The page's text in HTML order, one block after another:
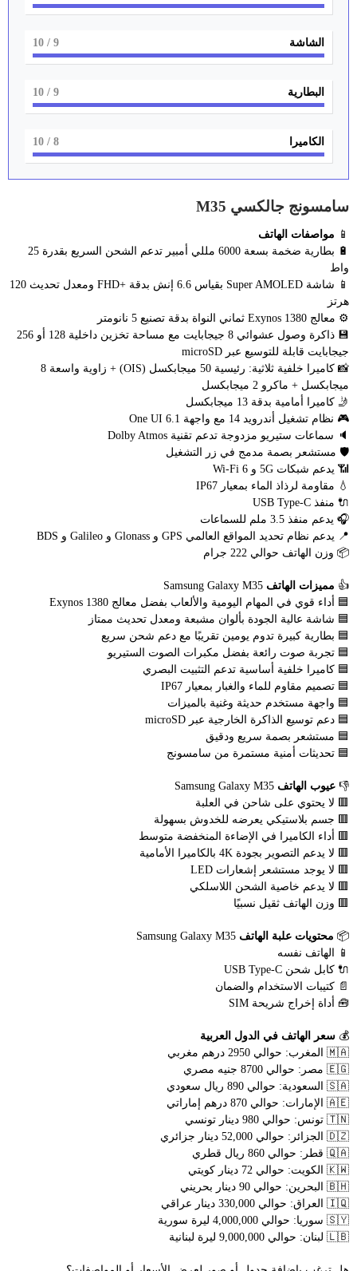
الشاشة 9
/ 10
البطارية 9
/ 10
الكاميرا 8
/ 10
سامسونج جالكسي M35
📱 مواصفات الهاتف
🔋 بطارية ضخمة بسعة 6000 مللي أمبير تدعم الشحن السريع بقدرة 25
واط
📱 شاشة Super AMOLED بقياس 6.6 إنش بدقة +FHD ومعدل تحديث 120
هرتز
⚙️ معالج Exynos 1380 ثماني النواة بدقة تصنيع 5 نانومتر
💾 ذاكرة وصول عشوائي 8 جيجابايت مع مساحة تخزين داخلية 128 أو 256
جيجابايت قابلة للتوسيع عبر microSD
📸 كاميرا خلفية ثلاثية: رئيسية 50 ميجابكسل (OIS) + زاوية واسعة 8
ميجابكسل + ماكرو 2 ميجابكسل
🤳 كاميرا أمامية بدقة 13 ميجابكسل
🎮 نظام تشغيل أندرويد 14 مع واجهة One UI 6.1
🔈 سماعات ستيريو مزدوجة تدعم تقنية Dolby Atmos
🛡️ مستشعر بصمة مدمج في زر التشغيل
📶 يدعم شبكات 5G و Wi-Fi 6
💧 مقاومة لرذاذ الماء بمعيار IP67
🔌 منفذ USB Type-C
🎧 يدعم منفذ 3.5 ملم للسماعات
📍 يدعم نظام تحديد المواقع العالمي GPS و Glonass و Galileo و BDS
📦 وزن الهاتف حوالي 222 جرام
👍 مميزات الهاتف
🟦 أداء قوي في المهام اليومية والألعاب بفضل معالج Exynos 1380
🟦 شاشة عالية الجودة بألوان مشبعة ومعدل تحديث ممتاز
🟦 بطارية كبيرة تدوم يومين تقريبًا مع دعم شحن سريع
🟦 تجربة صوت رائعة بفضل مكبرات الصوت الستيريو
🟦 كاميرا خلفية أساسية تدعم التثبيت البصري
🟦 تصميم مقاوم للماء والغبار بمعيار IP67
🟦 واجهة مستخدم حديثة وغنية بالميزات
🟦 دعم توسيع الذاكرة الخارجية عبر microSD
🟦 مستشعر بصمة سريع ودقيق
🟦 تحديثات أمنية مستمرة من سامسونج
👎 عيوب الهاتف
🟥 لا يحتوي على شاحن في العلبة
🟥 جسم بلاستيكي يعرضه للخدوش بسهولة
🟥 أداء الكاميرا في الإضاءة المنخفضة متوسط
🟥 لا يدعم التصوير بجودة 4K بالكاميرا الأمامية
🟥 لا يوجد مستشعر إشعارات LED
🟥 لا يدعم خاصية الشحن اللاسلكي
🟥 وزن الهاتف ثقيل نسبيًا
📦 محتويات علبة الهاتف
📱 الهاتف نفسه
🔌 كابل شحن USB Type-C
📄 كتيبات الاستخدام والضمان
🧰 أداة إخراج شريحة SIM
💰 سعر الهاتف في الدول العربية
🇲🇦 المغرب: حوالي 2950 درهم مغربي
🇪🇬 مصر: حوالي 8700 جنيه مصري
🇸🇦 السعودية: حوالي 890 ريال سعودي
🇦🇪 الإمارات: حوالي 870 درهم إماراتي
🇹🇳 تونس: حوالي 980 دينار تونسي
🇩🇿 الجزائر: حوالي 52,000 دينار جزائري
🇶🇦 قطر: حوالي 860 ريال قطري
🇰🇼 الكويت: حوالي 72 دينار كويتي
🇧🇭 البحرين: حوالي 90 دينار بحريني
🇮🇶 العراق: حوالي 330,000 دينار عراقي
🇸🇾 سوريا: حوالي 4,000,000 ليرة سورية
🇱🇧 لبنان: حوالي 9,000,000 ليرة لبنانية